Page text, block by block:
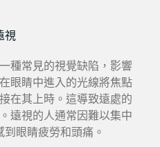
視
種常見的視覺缺陷，影響
眼睛中進入的光線將焦點
在其上時。這導致遠處的
遠視的人通常因難以集中
眼睛疲勞和頭痛。